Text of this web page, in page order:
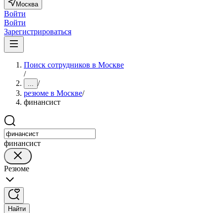
Москва
Войти
Войти
Зарегистрироваться
Поиск сотрудников в Москве
/
... /
резюме в Москве/
финансист
финансист
Резюме
Найти